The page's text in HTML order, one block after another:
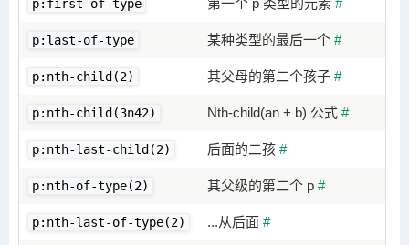
p:first-of-type 第一个 p 类型的元素#
p:last-of-type 某种类型的最后一个#
p:nth-child(2) 其父母的第二个孩子#
p:nth-child(3n42) Nth-child(an + b) 公式#
p:nth-last-child(2) 后面的二孩#
p:nth-of-type(2) 其父级的第二个 p#
p:nth-last-of-type(2) ...从后面#